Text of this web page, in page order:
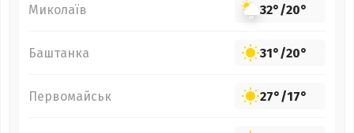
Миколаїв 32°/20°
Баштанка 31°/20°
Первомайськ 27°/17°